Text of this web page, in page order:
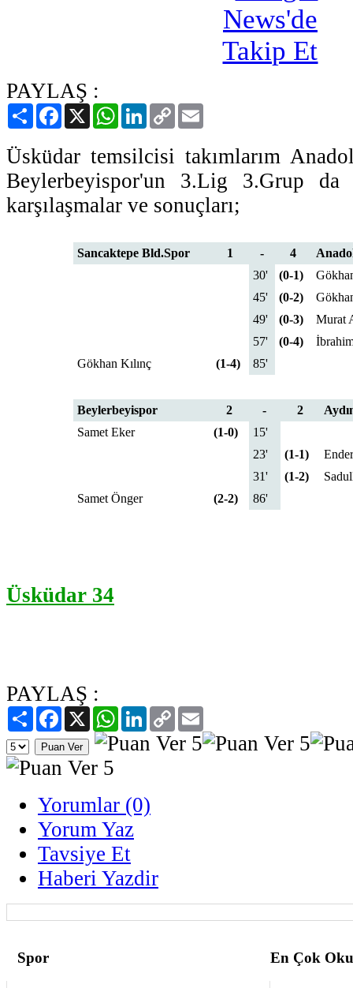
PAYLAŞ :
PaylaşFacebook
X WhatsAppLinkedIn
Copy
Link
Üsküdar temsilcisi takımlarım
Beylerbeyispor'un 3.Lig 3.Grup da
karşılaşmalar ve sonuçları;
Sancaktepe Bld.Spor 1 - 4
30'
(0-1)
45'
(0-2)
49'
(0-3)
Murat
57'
(0-4)
Gökhan Kılınç
(1-4) 85'
Beylerbeyispor 2 - 2
Samet Eker
(1-0)
15'
23'
(1-1)
31'
(1-2)
Samet Önger
(2-2) 86'
Üsküdar 34
PAYLAŞ :
PaylaşFacebook
X WhatsAppLinkedIn
Copy
Link
Yorumlar (0)
Yorum Yaz
Tavsiye Et
Haberi Yazdir
Spor En Çok